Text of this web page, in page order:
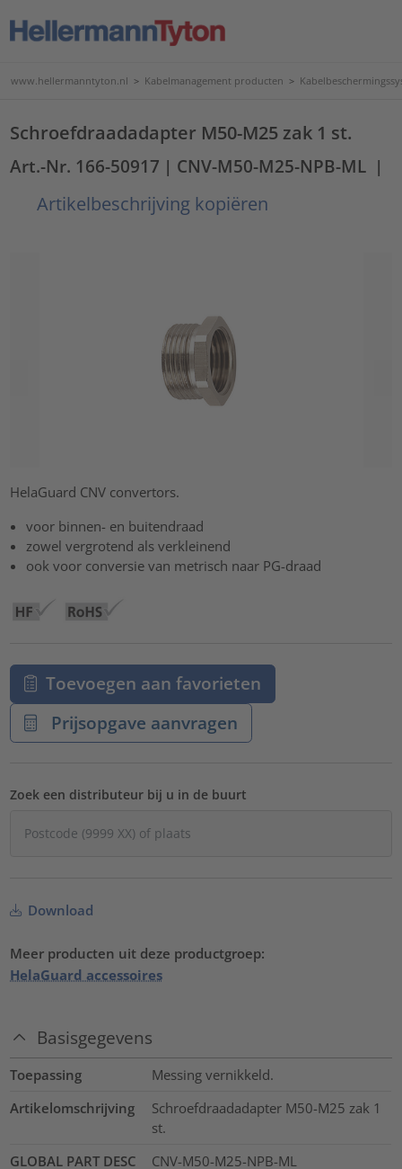
www.hellermanntyton.nl > Kabelmanagement producten >
Schroefdraadadapter M50-M25 zak 1 st.
Art.-Nr. 166-50917 | CNV-M50-M25-NPB-ML |
Artikelbeschrijving kopiëren
HelaGuard CNV convertors.
voor binnen- en buitendraad
zowel vergrotend als verkleinend
ook voor conversie van metrisch naar PG-draad
Toevoegen aan favorieten
Prijsopgave aanvragen
Zoek een distributeur bij u in de buurt
Download
Meer producten uit deze productgroep:
HelaGuard accessoires
Basisgegevens
Toepassing
Messing vernikkeld.
Artikelomschrijving
Schroefdraadadapter M50-M25 zak 1
st.
GLOBAL PART DESC
CNV-M50-M25-NPB-ML